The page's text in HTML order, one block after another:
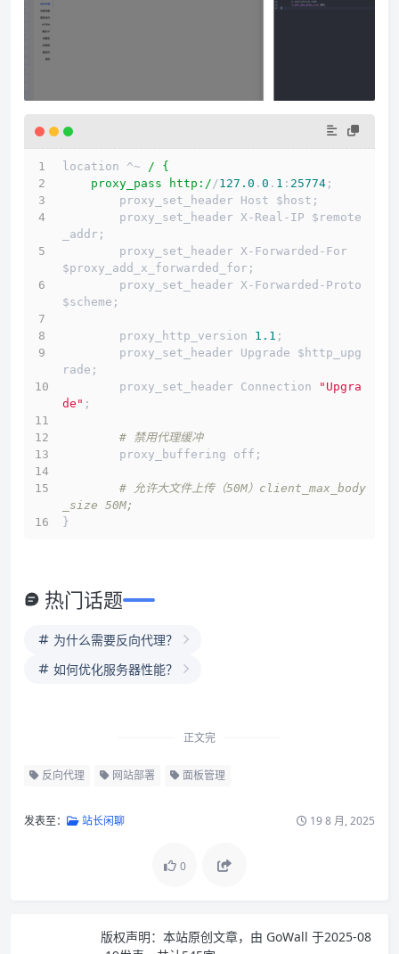
location ^~
/ {
    proxy_pass http:/
/127.0 . 0 . 1 : 25774 ;
        proxy_set_header Host $host;
_addr;
$proxy_add_x_forwarded_for;
$scheme;
        proxy_http_version
1.1 ;
rade;
        proxy_set_header Connection
"Upgra
de" ;
# 禁用代理缓冲
        proxy_buffering off;
# 允许大文件上传（50M）client_max_body
_size 50M;
}
热门话题
为什么需要反向代理？
如何优化服务器性能？
正文完
反向代理 网站部署 面板管理
发表至： 站长闲聊 19 8 月, 2025
0
版权声明： 本站原创文章，由 GoWall 于2025-08